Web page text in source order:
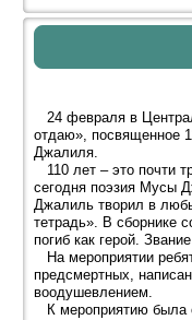
24 февраля в
отдаю», посвященное
Джалиля.
110 лет – это почти
сегодня поэзия Мусы
Джалиль творил в
тетрадь». В сборнике
погиб как герой.
На мероприятии
предсмертных,
воодушевлением.
К мероприятию была